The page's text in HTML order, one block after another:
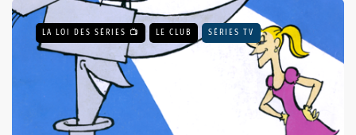
LA LOI DES SÉRIES 📺 LE CLUB SÉRIES TV